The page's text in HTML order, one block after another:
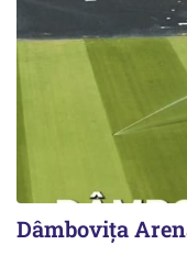
Dâmbovița